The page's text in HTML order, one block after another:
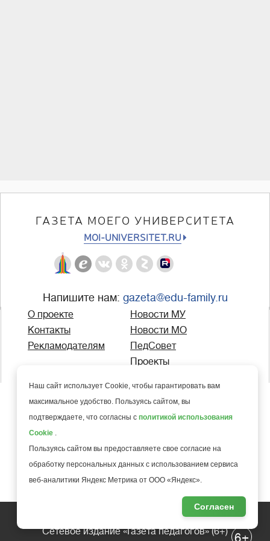
ГАЗЕТА МОЕГО УНИВЕРСИТЕТА
MOI-UNIVERSITET.RU
Напишите нам: gazeta@edu-family.ru
О проекте
Контакты
Рекламодателям
Новости МУ
Новости МО
ПедСовет
Проекты
 Требования к публикации статей
 Политика конфиденциальности

Политика в отношении обработки и защиты
персональных данных
Сетевое издание «Газета педагогов» (6+) 6+
Наш сайт использует Cookie, чтобы гарантировать вам
максимальное удобство. Пользуясь сайтом, вы
подтверждаете, что согласны с политикой использования
Cookie .
Пользуясь сайтом вы предоставляете свое согласие на
обработку персональных данных с использованием сервиса
веб-аналитики Яндекс Метрика от ООО «Яндекс».
Согласен